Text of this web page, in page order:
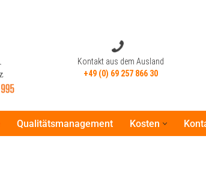
Kontakt aus dem Ausland
+49 (0) 69 257 866 30
Qualitätsmanagement Kosten